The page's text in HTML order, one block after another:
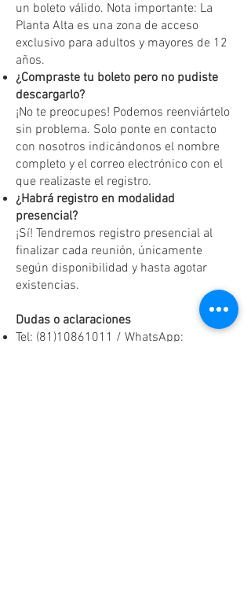
un boleto válido. Nota importante: La
Planta Alta es una zona de acceso
exclusivo para adultos y mayores de 12
años.
¿Compraste tu boleto pero no pudiste
descargarlo?
¡No te preocupes! Podemos reenviártelo
sin problema. Solo ponte en contacto
con nosotros indicándonos el nombre
completo y el correo electrónico con el
que realizaste el registro.
¿Habrá registro en modalidad
presencial?
¡Sí! Tendremos registro presencial al
finalizar cada reunión, únicamente
según disponibilidad y hasta agotar
existencias.
Dudas o aclaraciones
Tel: (81)10861011 / WhatsApp: